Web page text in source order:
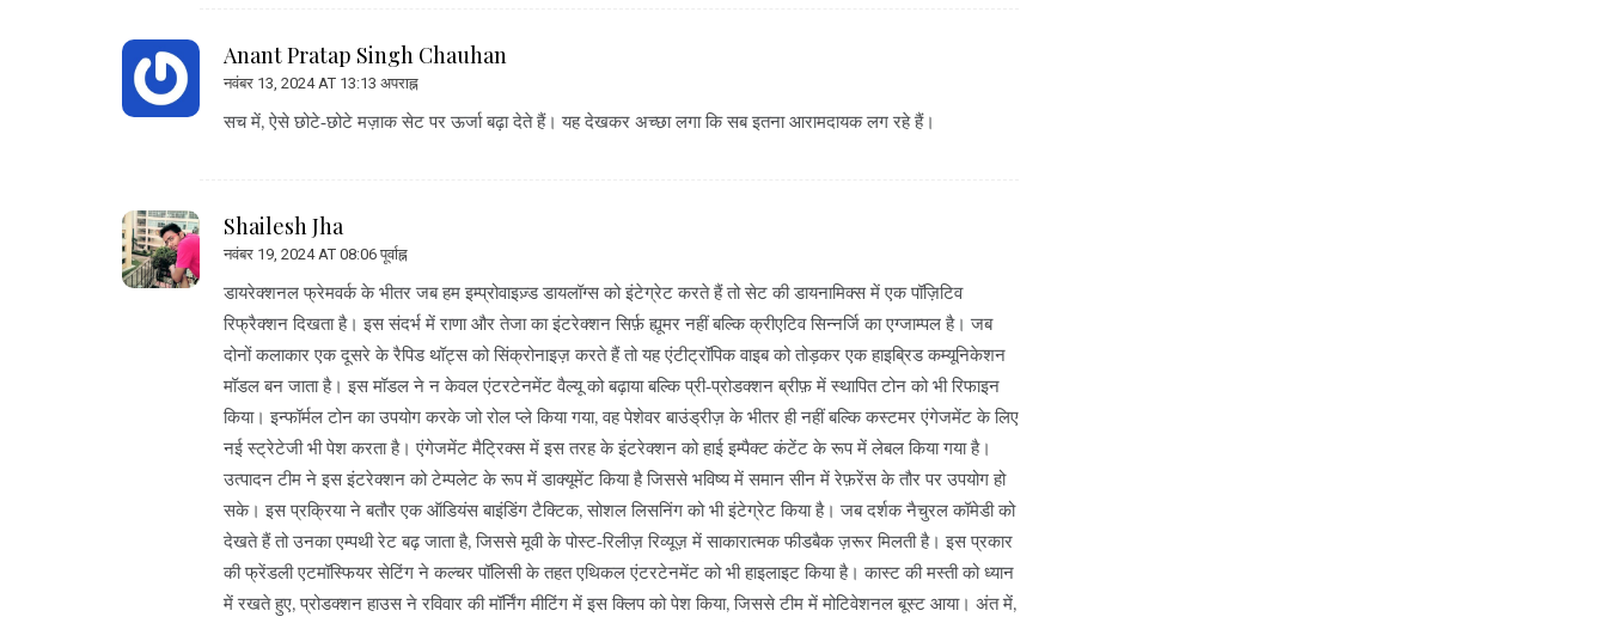
Anant Pratap Singh Chauhan
नवंबर 13, 2024 AT 13:13 अपराह्न
सच में, ऐसे छोटे‑छोटे मज़ाक सेट पर ऊर्जा बढ़ा देते हैं। यह देखकर अच्छा लगा कि सब इतना आरामदायक लग रहे हैं।
Shailesh Jha
नवंबर 19, 2024 AT 08:06 पूर्वाह्न
डायरेक्शनल फ्रेमवर्क के भीतर जब हम इम्प्रोवाइज़्ड डायलॉग्स को इंटेग्रेट करते हैं तो सेट की डायनामिक्स में एक पॉज़िटिव
रिफ्रैक्शन दिखता है। इस संदर्भ में राणा और तेजा का इंटरेक्शन सिर्फ़ ह्यूमर नहीं बल्कि क्रीएटिव सिन्नर्जि का एग्जाम्पल है। जब
दोनों कलाकार एक दूसरे के रैपिड थॉट्स को सिंक्रोनाइज़ करते हैं तो यह एंटीट्रॉपिक वाइब को तोड़कर एक हाइब्रिड कम्यूनिकेशन
मॉडल बन जाता है। इस मॉडल ने न केवल एंटरटेनमेंट वैल्यू को बढ़ाया बल्कि प्री‑प्रोडक्शन ब्रीफ़ में स्थापित टोन को भी रिफाइन
किया। इन्फॉर्मल टोन का उपयोग करके जो रोल प्ले किया गया, वह पेशेवर बाउंड्रीज़ के भीतर ही नहीं बल्कि कस्टमर एंगेजमेंट के लिए
नई स्ट्रेटेजी भी पेश करता है। एंगेजमेंट मैट्रिक्स में इस तरह के इंटरेक्शन को हाई इम्पैक्ट कंटेंट के रूप में लेबल किया गया है।
उत्पादन टीम ने इस इंटरेक्शन को टेम्पलेट के रूप में डाक्यूमेंट किया है जिससे भविष्य में समान सीन में रेफ़रेंस के तौर पर उपयोग हो
सके। इस प्रक्रिया ने बतौर एक ऑडियंस बाइंडिंग टैक्टिक, सोशल लिसनिंग को भी इंटेग्रेट किया है। जब दर्शक नैचुरल कॉमेडी को
देखते हैं तो उनका एम्पथी रेट बढ़ जाता है, जिससे मूवी के पोस्ट‑रिलीज़ रिव्यूज़ में साकारात्मक फीडबैक ज़रूर मिलती है। इस प्रकार
की फ्रेंडली एटमॉस्फियर सेटिंग ने कल्चर पॉलिसी के तहत एथिकल एंटरटेनमेंट को भी हाइलाइट किया है। कास्ट की मस्ती को ध्यान
में रखते हुए, प्रोडक्शन हाउस ने रविवार की मॉर्निंग मीटिंग में इस क्लिप को पेश किया, जिससे टीम में मोटिवेशनल बूस्ट आया। अंत में,